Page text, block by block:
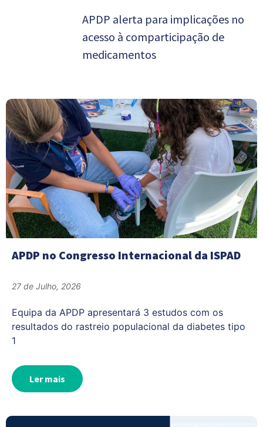
APDP alerta para implicações no
acesso à comparticipação de
medicamentos
APDP no Congresso Internacional da ISPAD
27 de Julho, 2026
Equipa da APDP apresentará 3 estudos com os
resultados do rastreio populacional da diabetes tipo
1
Ler mais